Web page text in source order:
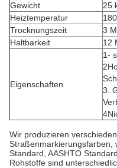
Gewicht
25
Heiztemperatur
Trocknungszeit
3
Haltbarkeit
12
Eigenschaften
1-
3.
Wir produzieren
Straßenmarkierungsfarben,
Standard, AASHTO
Rohstoffe sind